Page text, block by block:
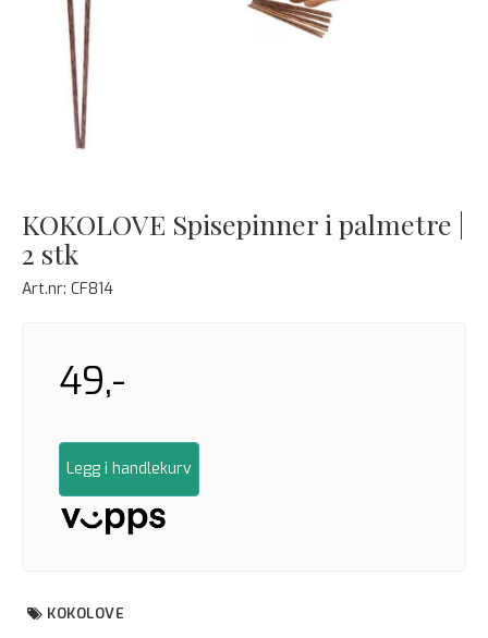
KOKOLOVE Spisepinner i palmetre |
2 stk
Art.nr: CF814
49,-
Legg i handlekurv
KOKOLOVE